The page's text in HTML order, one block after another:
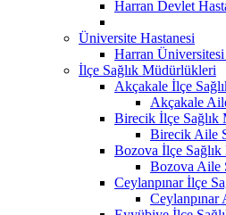
Harran Devlet
Üniversite Hastanesi
Harran
İlçe Sağlık Müdürlükleri
Akçakale İlçe
Akçakale
Birecik İlçe Sağlık
Birecik Aile
Bozova İlçe
Bozova Aile
Ceylanpınar İlçe
Ceylanpınar